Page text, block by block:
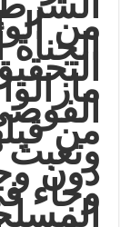
من
الجناة
من
دون
وجاء